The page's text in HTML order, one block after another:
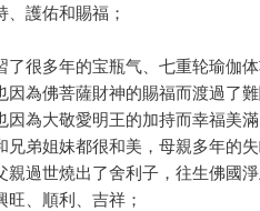
、護佑和賜福；
了很多年的宝瓶气、七重轮瑜伽
因為佛菩薩財神的賜福而渡過了
因為大敬愛明王的加持而幸福美滿
兄弟姐妹都很和美，母親多年的
親過世燒出了舍利子，往生佛國淨
旺、順利、吉祥；